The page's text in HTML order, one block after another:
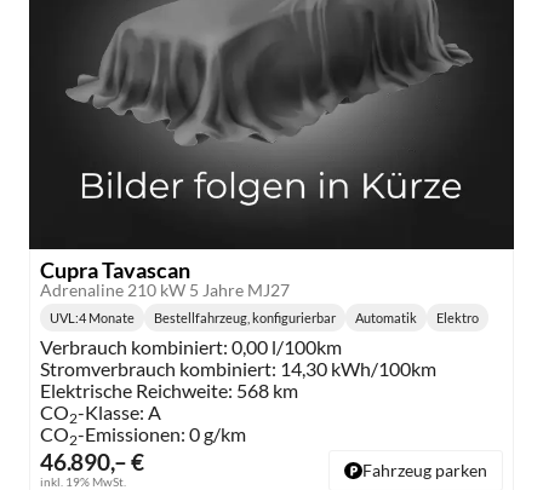
Cupra Tavascan
Adrenaline 210 kW 5 Jahre MJ27
46.890,– €
inkl. 19% MwSt.
Lieferzeit:
UVL :4 Monate Bestellfahrzeug, konfigurierbar
Getriebe:
Automatik
Kraftstoff:
Elektro
Verbrauch kombiniert: 0,00 l/100km
Stromverbrauch kombiniert: 14,30 kWh/100km
Elektrische Reichweite: 568 km
CO2-Klasse: A
CO2-Emissionen: 0 g/km
Fahrzeug parken